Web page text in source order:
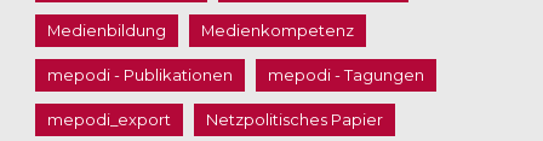
Medienbildung Medienkompetenz
mepodi - Publikationen mepodi - Tagungen
mepodi_export Netzpolitisches Papier